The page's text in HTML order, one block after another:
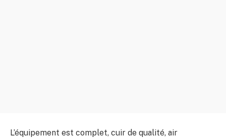
L’équipement est complet, cuir de qualité, air